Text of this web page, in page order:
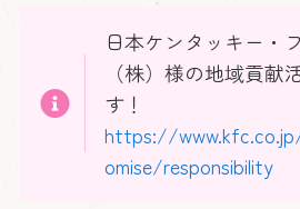
日本ケンタッキー・
（株）様の地域貢献
す！
https://
omise/responsibility